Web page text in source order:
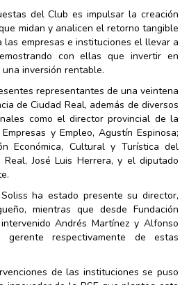
del Club es impulsar la creación
midan y analicen el retorno tangible
las empresas e instituciones el llevar a
con ellas que invertir en
inversión rentable.
representantes de una veintena
de Ciudad Real, además de diversos
como el director provincial de la
y Empleo, Agustín Espinosa;
Económica, Cultural y Turística del
José Luis Herrera, y el diputado
ha estado presente su director,
mientras que desde Fundación
Andrés Martínez y Alfonso
gerente respectivamente de estas
de las instituciones se puso